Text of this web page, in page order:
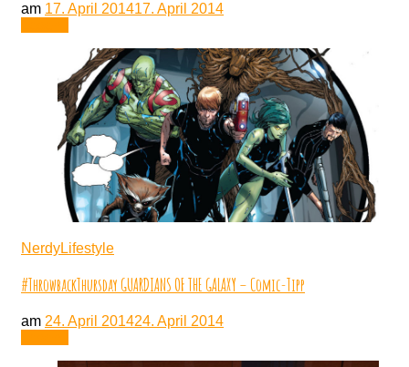
am 17. April 201417. April 2014
NerdyLifestyle
#ThrowbackThursday GUARDIANS OF THE GALAXY – Comic-Tipp
am 24. April 201424. April 2014